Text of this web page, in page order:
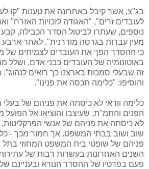
בג"צ, אשר קיבל באחרונה את טענות "קו
לעובדים זרים", "האגודה לזכויות האזרח"
נוספים, שעתרו לביטול הסדר הכבילה,
מעין עבדות בגרסה מודרנית". לאחר ארבע
כי ההסדר הפך את העובדים לצמיתים של
באוטונומיה של העובדים כבני אדם, ושלל
זה שבעלי סמכות בארצנו כך רואים לנהוג",
והוסיפו: "כלימה תכסה את פנינו".
כלימה וודאי לא כיסתה את פניהם של
הפנים והתמ"ת, שעיצבו והוציאו אל הפועל
לא כיסתה את פניהם של אנשי הפרקליטות,
שוב ושוב בבתי המשפט. אך חמור מכך -
פניהם של שופטי בית המשפט המחוזי
השנים האחרונות בעשרות רבות של
פעם בפרטיו של ההסדר הנורא ובעניינם של